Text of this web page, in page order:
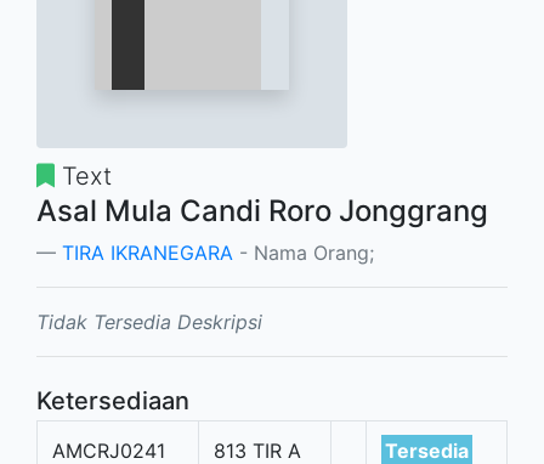
Text
Asal Mula Candi Roro Jonggrang
TIRA IKRANEGARA - Nama Orang;
Tidak Tersedia Deskripsi
Ketersediaan
AMCRJ0241 813 TIR A Tersedia